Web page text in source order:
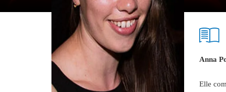
Anna
Elle